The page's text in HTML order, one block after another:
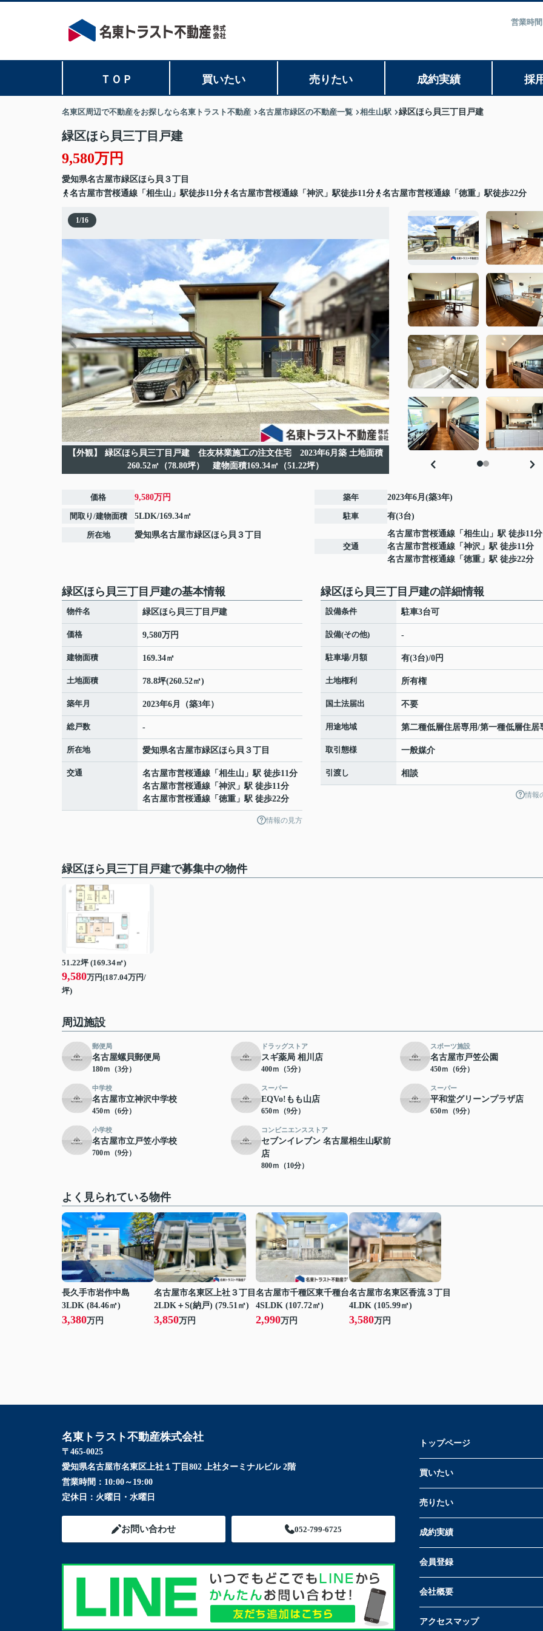
営業時
ＴＯＰ 買いたい 売りたい 成約実績 採
名東区周辺で不動産をお探しなら名東トラスト不動産 名古屋市緑区の不動産一覧 相生山駅 緑区ほら貝三丁目戸建
緑区ほら貝三丁目戸建
9,580万円
愛知県名古屋市緑区ほら貝 ３丁目
名古屋市営桜通線「相生山」駅徒歩11分
名古屋市営桜通線「神沢」駅徒歩11分 名古屋市営桜通線「徳重」駅徒歩22分
1/16
【外観】
緑区ほら貝三丁目戸建 住友林業施工の注文住宅 2023年6月築 土地面積
260.52㎡（78.80坪） 建物面積169.34㎡（51.22坪）
価格 9,580万円
間取り/建物面積 5LDK/169.34㎡
所在地 愛知県名古屋市緑区ほら貝 ３丁目
築年 2023年6月(築3年)
駐車 有(3台)
交通
名古屋市営桜通線 「 相生山 」駅 徒歩11分
名古屋市営桜通線 「 神沢 」駅 徒歩11分
名古屋市営桜通線 「 徳重 」駅 徒歩22分
緑区ほら貝三丁目戸建の基本情報
物件名 緑区ほら貝三丁目戸建
価格 9,580万円
建物面積 169.34㎡
土地面積 78.8坪(260.52㎡)
築年月 2023年6月（築3年）
総戸数 -
所在地 愛知県名古屋市緑区ほら貝 ３丁目
交通 名古屋市営桜通線 「 相生山 」駅 徒歩11分
名古屋市営桜通線 「 神沢 」駅 徒歩11分
名古屋市営桜通線 「 徳重 」駅 徒歩22分
情報の見方
緑区ほら貝三丁目戸建の詳細情報
設備条件 駐車3台可
設備(その他) -
駐車場/月額 有(3台)/0円
土地権利 所有権
国土法届出 不要
用途地域 第二種低層住居専用/第一種低層住居
取引態様 一般媒介
引渡し 相談
情報
緑区ほら貝三丁目戸建で募集中の物件
51.22坪 (169.34㎡)
9,580万円(187.04万円/
坪)
周辺施設
郵便局
名古屋螺貝郵便局
180ｍ（3分）
ドラッグストア
スギ薬局 相川店
400ｍ（5分）
スポーツ施設
名古屋市戸笠公園
450ｍ（6分）
中学校
名古屋市立神沢中学校
450ｍ（6分）
スーパー
EQVo!もも山店
650ｍ（9分）
スーパー
平和堂グリーンプラザ店
650ｍ（9分）
小学校
名古屋市立戸笠小学校
700ｍ（9分）
コンビニエンスストア
セブンイレブン 名古屋相生山駅前
店
800ｍ（10分）
よく見られている物件
長久手市岩作中島
3LDK (84.46㎡)
3,380万円
名古屋市名東区上社３丁目
2LDK＋S(納戸) (79.51㎡)
3,850万円
名古屋市千種区東千種台
4SLDK (107.72㎡)
2,990万円
名古屋市名東区香流３丁目
4LDK (105.99㎡)
3,580万円
名東トラスト不動産株式会社
〒465-0025
愛知県名古屋市名東区上社１丁目802 上社ターミナルビル 2階
営業時間： 10:00～19:00
定休日： 火曜日・水曜日
お問い合わせ 052-799-6725
トップページ
買いたい
売りたい
成約実績
会員登録
会社概要
アクセスマップ